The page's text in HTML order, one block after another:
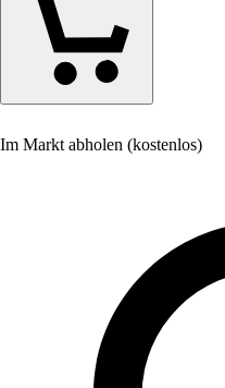
Im Markt abholen (kostenlos)